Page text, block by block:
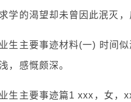
学的渴望却未曾因此泯灭
生主要事迹材料(一) 时间
，感慨颇深。
生主要事迹篇1 xxx，女，